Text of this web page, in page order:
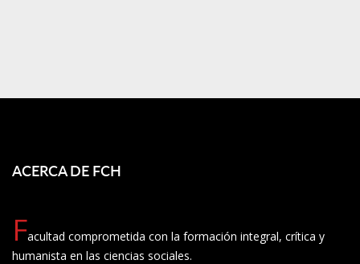
ACERCA DE FCH
Facultad comprometida con la formación integral, crítica y
humanista en las ciencias sociales.